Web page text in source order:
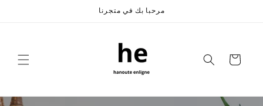
مرحبا بك في متجرنا
Cart